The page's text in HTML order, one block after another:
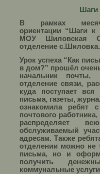
Шаги
В рамках
ориентации “Шаги к
МОУ Шиловская
отделение с.Шиловка.
Урок успеха “Как
в дом?” прошёл
начальник почты,
отделение связи,
куда поступает вся
письма, газеты,
ознакомила ребят
почтового
распределяет
обслуживаемый
адресам. Также
отделении можно не
письма, но и
получить
коммунальные